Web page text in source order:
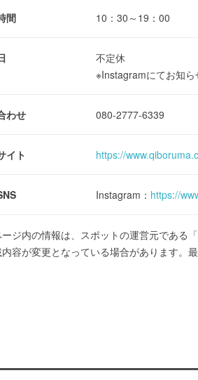
間 10：30～19：00
不定休
※Instagramにてお知ら
わせ 080-2777-6339
イト https://
Instagram： https://
ジ内の情報は、スポットの運営元である
容が変更となっている場合があります。